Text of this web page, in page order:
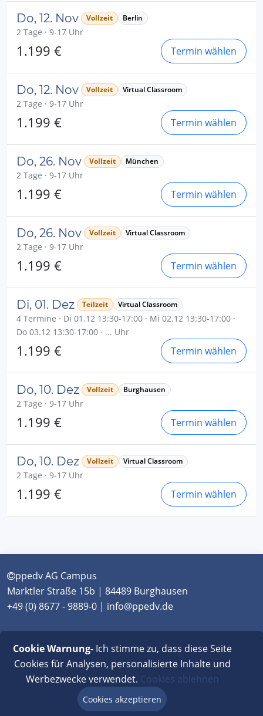
Do, 12. Nov Vollzeit Berlin
2 Tage · 9-17 Uhr
1.199 € Termin wählen
Do, 12. Nov Vollzeit Virtual Classroom
2 Tage · 9-17 Uhr
1.199 € Termin wählen
Do, 26. Nov Vollzeit München
2 Tage · 9-17 Uhr
1.199 € Termin wählen
Do, 26. Nov Vollzeit Virtual Classroom
2 Tage · 9-17 Uhr
1.199 € Termin wählen
Di, 01. Dez Teilzeit Virtual Classroom
4 Termine · Di 01.12 13:30-17:00 · Mi 02.12 13:30-17:00 ·
Do 03.12 13:30-17:00 · ... Uhr
1.199 € Termin wählen
Do, 10. Dez Vollzeit Burghausen
2 Tage · 9-17 Uhr
1.199 € Termin wählen
Do, 10. Dez Vollzeit Virtual Classroom
2 Tage · 9-17 Uhr
1.199 € Termin wählen
ppedv AG Campus
Marktler Straße 15b | 84489 Burghausen
+49 (0) 8677 - 9889-0 | info@ppedv.de
Classroom
|Impressum|Datenschutz|FAQ
Cookie Warnung-Ich stimme zu, dass diese Seite
Cookies für Analysen, personalisierte Inhalte und
Werbezwecke verwendet. Cookies ablehnen
Cookies akzeptieren